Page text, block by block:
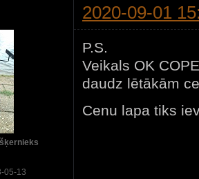
2020-09-01
05-13
P.S.
Veikals OK
daudz lētākām
Cenu lapa tiks